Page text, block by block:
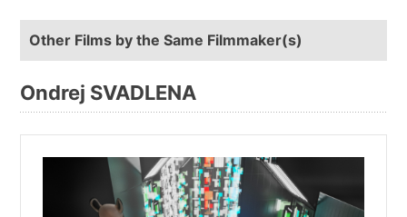
Other Films by the Same Filmmaker(s)
Ondrej SVADLENA